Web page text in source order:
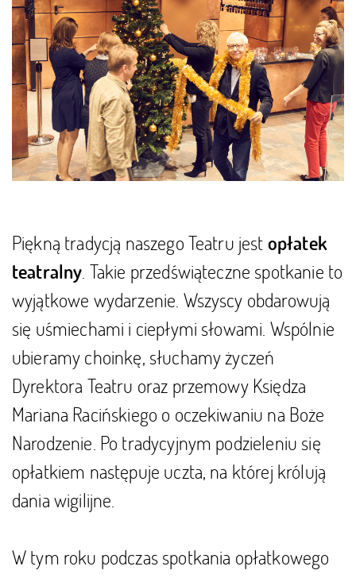
Piękną tradycją naszego Teatru jest opłatek
teatralny . Takie przedświąteczne spotkanie to
wyjątkowe wydarzenie. Wszyscy obdarowują
się uśmiechami i ciepłymi słowami. Wspólnie
ubieramy choinkę, słuchamy życzeń
Dyrektora Teatru oraz przemowy Księdza
Mariana Racińskiego o oczekiwaniu na Boże
Narodzenie. Po tradycyjnym podzieleniu się
opłatkiem następuje uczta, na której królują
dania wigilijne.
W tym roku podczas spotkania opłatkowego